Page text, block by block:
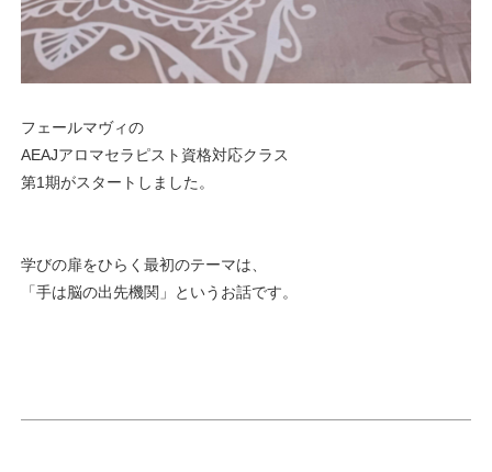
フェールマヴィの
AEAJアロマセラピスト資格対応クラス
第1期がスタートしました。
学びの扉をひらく最初のテーマは、
「手は脳の出先機関」というお話です。